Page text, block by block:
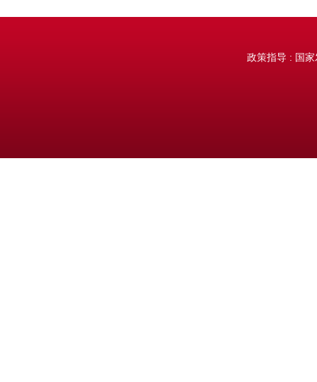
政策指导 : 国